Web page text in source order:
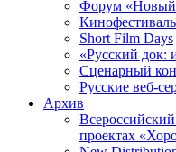
Форум «Новый
Short Film Days
«Русский док:
Сценарный
Русские веб-
Архив
проектах